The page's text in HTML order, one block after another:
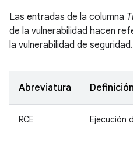
Las entradas de la columna
de la vulnerabilidad hacen
la vulnerabilidad de seguridad.
Abreviatura Definición
RCE Ejecución